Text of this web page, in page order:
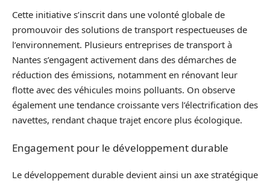
Cette initiative s’inscrit dans une volonté globale de
promouvoir des solutions de transport respectueuses de
l’environnement. Plusieurs entreprises de transport à
Nantes s’engagent activement dans des démarches de
réduction des émissions, notamment en rénovant leur
flotte avec des véhicules moins polluants. On observe
également une tendance croissante vers l’électrification des
navettes, rendant chaque trajet encore plus écologique.
Engagement pour le développement durable
Le développement durable devient ainsi un axe stratégique